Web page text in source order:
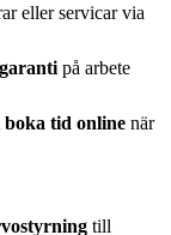
eller servicar via
på arbete
boka tid online när
till